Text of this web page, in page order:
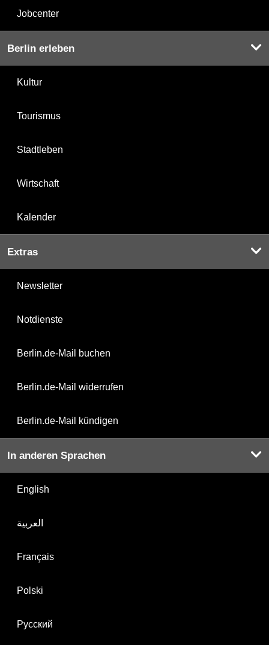
Jobcenter
Berlin erleben
Kultur
Tourismus
Stadtleben
Wirtschaft
Kalender
Extras
Newsletter
Notdienste
Berlin.de-Mail buchen
Berlin.de-Mail widerrufen
Berlin.de-Mail kündigen
In anderen Sprachen
English
العربية
Français
Polski
Русский